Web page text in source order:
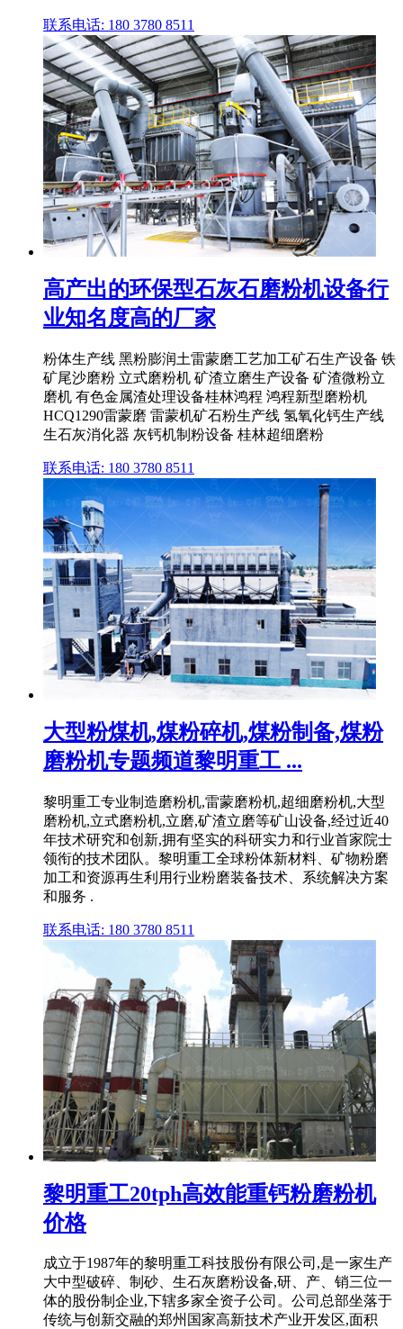
联系电话: 180 3780 8511
高产出的环保型石灰石磨粉机设备行
业知名度高的厂家
粉体生产线 黑粉膨润土雷蒙磨工艺加工矿石生产设备 铁
矿尾沙磨粉 立式磨粉机 矿渣立磨生产设备 矿渣微粉立
磨机 有色金属渣处理设备桂林鸿程 鸿程新型磨粉机
HCQ1290雷蒙磨 雷蒙机矿石粉生产线 氢氧化钙生产线
生石灰消化器 灰钙机制粉设备 桂林超细磨粉
联系电话: 180 3780 8511
大型粉煤机,煤粉碎机,煤粉制备,煤粉
磨粉机专题频道黎明重工 ...
黎明重工专业制造磨粉机,雷蒙磨粉机,超细磨粉机,大型
磨粉机,立式磨粉机,立磨,矿渣立磨等矿山设备,经过近40
年技术研究和创新,拥有坚实的科研实力和行业首家院士
领衔的技术团队。黎明重工全球粉体新材料、矿物粉磨
加工和资源再生利用行业粉磨装备技术、系统解决方案
和服务 .
联系电话: 180 3780 8511
黎明重工20tph高效能重钙粉磨粉机
价格
成立于1987年的黎明重工科技股份有限公司,是一家生产
大中型破碎、制砂、生石灰磨粉设备,研、产、销三位一
体的股份制企业,下辖多家全资子公司。公司总部坐落于
传统与创新交融的郑州国家高新技术产业开发区,面积